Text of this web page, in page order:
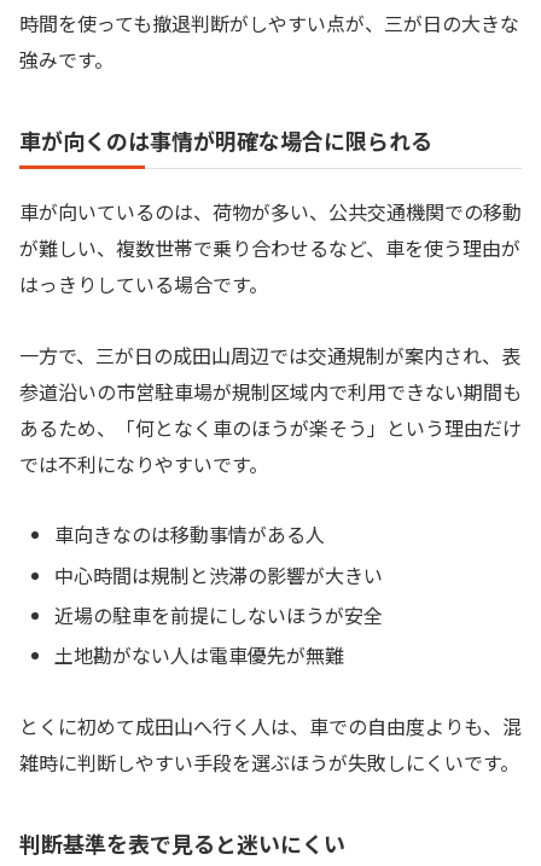
時間を使っても撤退判断がしやすい点が、三が日の大きな
強みです。
車が向くのは事情が明確な場合に限られる
車が向いているのは、荷物が多い、公共交通機関での移動
が難しい、複数世帯で乗り合わせるなど、車を使う理由が
はっきりしている場合です。
一方で、三が日の成田山周辺では交通規制が案内され、表
参道沿いの市営駐車場が規制区域内で利用できない期間も
あるため、「何となく車のほうが楽そう」という理由だけ
では不利になりやすいです。
車向きなのは移動事情がある人
中心時間は規制と渋滞の影響が大きい
近場の駐車を前提にしないほうが安全
土地勘がない人は電車優先が無難
とくに初めて成田山へ行く人は、車での自由度よりも、混
雑時に判断しやすい手段を選ぶほうが失敗しにくいです。
判断基準を表で見ると迷いにくい